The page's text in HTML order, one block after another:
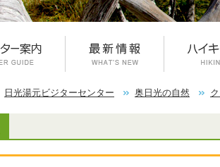
日光湯元ビジターセンター 奥日光の自然